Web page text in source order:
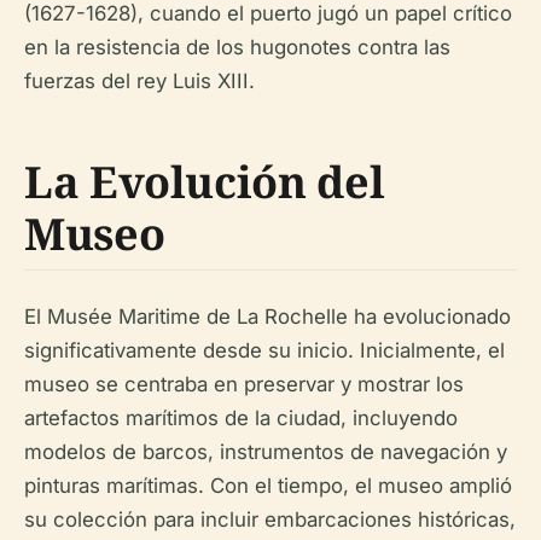
(1627-1628), cuando el puerto jugó un papel crítico
en la resistencia de los hugonotes contra las
fuerzas del rey Luis XIII.
La Evolución del
Museo
El Musée Maritime de La Rochelle ha evolucionado
significativamente desde su inicio. Inicialmente, el
museo se centraba en preservar y mostrar los
artefactos marítimos de la ciudad, incluyendo
modelos de barcos, instrumentos de navegación y
pinturas marítimas. Con el tiempo, el museo amplió
su colección para incluir embarcaciones históricas,